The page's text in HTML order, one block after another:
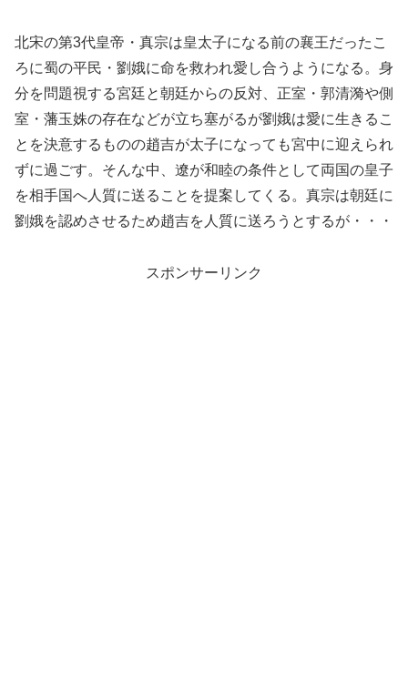
北宋の第3代皇帝・真宗は皇太子になる前の襄王だったこ
ろに蜀の平民・劉娥に命を救われ愛し合うようになる。身
分を問題視する宮廷と朝廷からの反対、正室・郭清漪や側
室・藩玉姝の存在などが立ち塞がるが劉娥は愛に生きるこ
とを決意するものの趙吉が太子になっても宮中に迎えられ
ずに過ごす。そんな中、遼が和睦の条件として両国の皇子
を相手国へ人質に送ることを提案してくる。真宗は朝廷に
劉娥を認めさせるため趙吉を人質に送ろうとするが・・・
スポンサーリンク